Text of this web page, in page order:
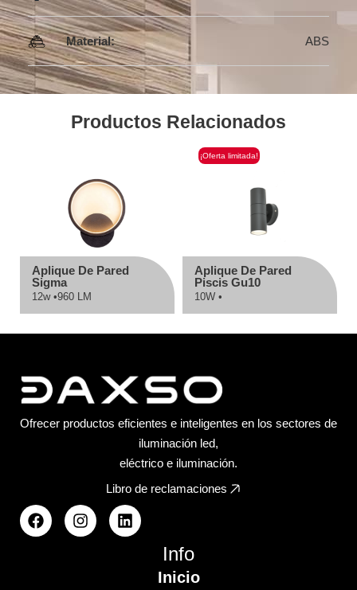
Material: ABS
Productos Relacionados
Aplique De Pared
Sigma
12w •960 LM
¡Oferta limitada!
Aplique De Pared
Piscis Gu10
10W •
Ofrecer productos eficientes e inteligentes en los sectores de
iluminación led,
eléctrico e iluminación.
Libro de reclamaciones
Info
Inicio